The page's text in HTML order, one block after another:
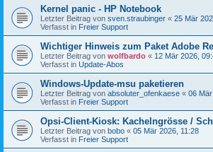
Kernel panic - HP Notebook
Letzter Beitrag von sven.straubinger « 25 Mär
Verfasst in Freier Support
Wichtiger Hinweis zum Paket Adobe
Letzter Beitrag von wolfbardo « 12 Mär 2026,
Verfasst in Update-Abos
Windows-Update-msu paketieren
Letzter Beitrag von absoluter_ofenkaese « 06
Verfasst in Freier Support
Opsi-Client-Kiosk: Kachelngrösse /
Letzter Beitrag von bobo « 05 Mär 2026, 11:28
Verfasst in Freier Support